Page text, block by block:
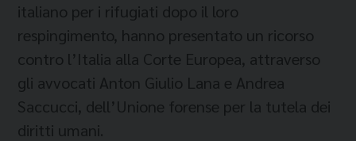
italiano per i rifugiati dopo il loro
respingimento, hanno presentato un ricorso
contro l’Italia alla Corte Europea, attraverso
gli avvocati Anton Giulio Lana e Andrea
Saccucci, dell’Unione forense per la tutela dei
diritti umani.